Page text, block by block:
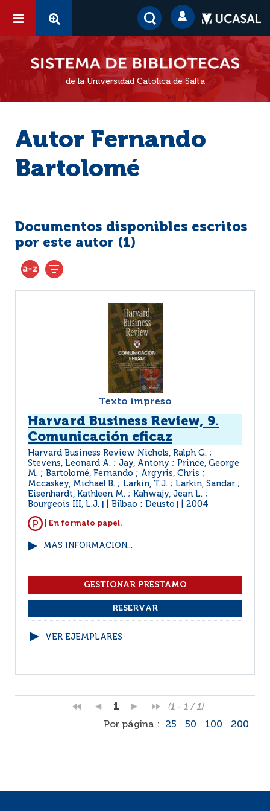
de la Universidad Católica de Salta
Autor Fernando
Bartolomé
Documentos disponibles escritos
por este autor (1)
Texto impreso
Harvard Business Review, 9.
Comunicación eficaz
Harvard Business Review Nichols, Ralph G. ;
Stevens, Leonard A. ; Jay, Antony ; Prince, George
M. ; Bartolomé, Fernando ; Argyris, Chris ;
Mccaskey, Michael B. ; Larkin, T.J. ; Larkin, Sandar ;
Eisenhardt, Kathleen M. ; Kahwajy, Jean L. ;
Bourgeois III, L.J.
Bilbao : Deusto 2004
| En formato papel.
MÁS INFORMACIÓN...
VER EJEMPLARES
1
(1 - 1 / 1)
Por página :
25 50 100 200